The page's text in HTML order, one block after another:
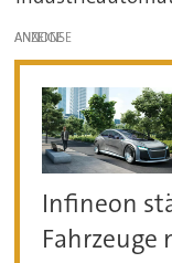
ANZEIGE
Infineon
Fahrzeuge